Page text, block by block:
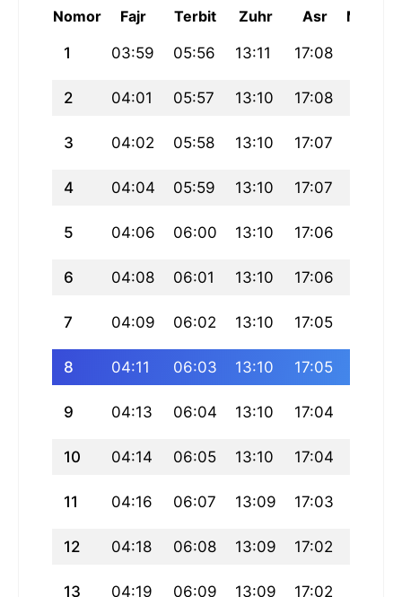
Nomor Fajr Terbit Zuhr Asr
1 03:59 05:56 13:11 17:08
2 04:01 05:57 13:10 17:08
3 04:02 05:58 13:10 17:07
4 04:04 05:59 13:10 17:07
5 04:06 06:00 13:10 17:06
6 04:08 06:01 13:10 17:06
7 04:09 06:02 13:10 17:05
8 04:11 06:03 13:10 17:05
9 04:13 06:04 13:10 17:04
10 04:14 06:05 13:10 17:04
11 04:16 06:07 13:09 17:03
12 04:18 06:08 13:09 17:02
13 04:19 06:09 13:09 17:02